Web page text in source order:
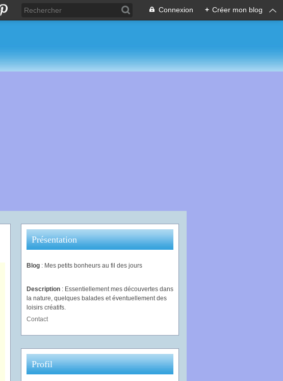
Connexion + Créer mon blog
Présentation
Blog : Mes petits bonheurs au fil des jours
Description : Essentiellement mes découvertes dans
la nature, quelques balades et éventuellement des
loisirs créatifs.
Contact
Profil